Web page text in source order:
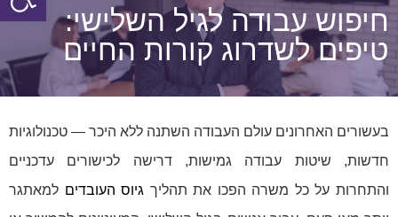
חיפוש עבודה לגיל השלישי:
טיפים לשדרוג קורות החיים
בעשורים האחרונים עולם העבודה השתנה ללא היכר — טכנולוגיות
חדשות, שיטות עבודה גמישות, דרישה לכישורים עדכניים
והתחרות על כל משרה הפכו את תהליך גיוס העובדים למאתגר